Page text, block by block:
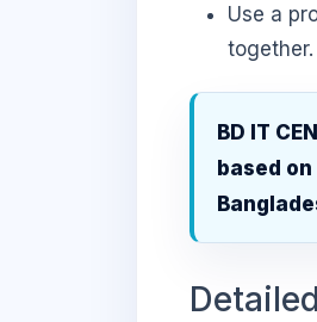
Use a
together.
BD IT
based